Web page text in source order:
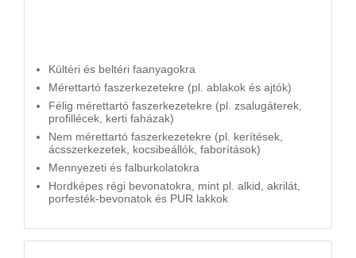
Kültéri és beltéri faanyagokra
Mérettartó faszerkezetekre (pl. ablakok és ajtók)
Félig mérettartó faszerkezetekre (pl. zsalugáterek,
profillécek, kerti faházak)
Nem mérettartó faszerkezetekre (pl. kerítések,
ácsszerkezetek, kocsibeállók, faborítások)
Mennyezeti és falburkolatokra
Hordképes régi bevonatokra, mint pl. alkid, akrilát,
porfesték-bevonatok és PUR lakkok